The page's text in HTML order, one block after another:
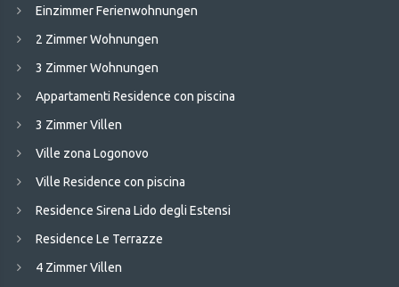
Einzimmer Ferienwohnungen
2 Zimmer Wohnungen
3 Zimmer Wohnungen
Appartamenti Residence con piscina
3 Zimmer Villen
Ville zona Logonovo
Ville Residence con piscina
Residence Sirena Lido degli Estensi
Residence Le Terrazze
4 Zimmer Villen